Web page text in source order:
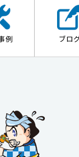
例 ブロ